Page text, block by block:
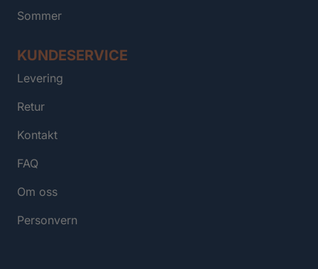
Sommer
KUNDESERVICE
Levering
Retur
Kontakt
FAQ
Om oss
Personvern